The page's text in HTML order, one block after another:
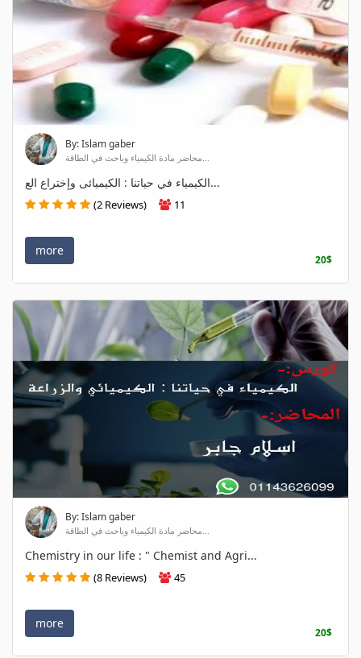
By: Islam gaber
محاضر مادة الكيمياء وباحث في الطاقة...
الكيمياء في حياتنا : الكيميائى وإختراع الع...
(2 Reviews) 11
more
20$
By: Islam gaber
محاضر مادة الكيمياء وباحث في الطاقة...
Chemistry in our life : " Chemist and Agri...
(8 Reviews) 45
more
20$